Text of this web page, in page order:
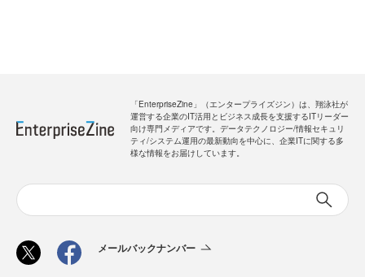
「EnterpriseZine」（エンタープライズジン）は、翔泳社が
運営する企業のIT活用とビジネス成長を支援するITリーダー
向け専門メディアです。データテクノロジー/情報セキュリ
ティ/システム運用の最新動向を中心に、企業ITに関する多
様な情報をお届けしています。
メールバックナンバー